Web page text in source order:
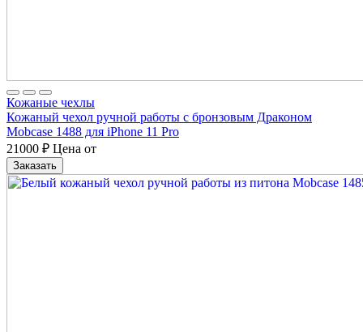
Кожаные чехлы
Кожаный чехол ручной работы с бронзовым Драконом
Mobcase 1488 для iPhone 11 Pro
21000 ₽ Цена от
Заказать